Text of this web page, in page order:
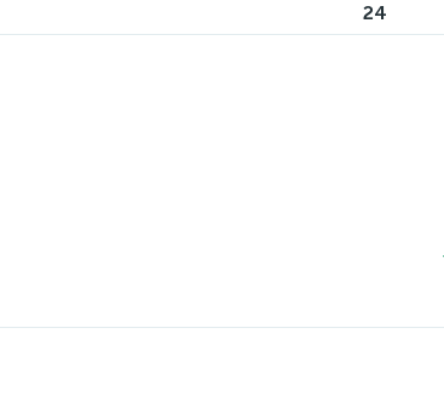
24